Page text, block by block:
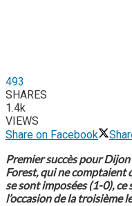
493
SHARES
1.4k
VIEWS
Share on Facebook
Premier succès pour
Forest, qui ne comptaient
se sont imposées (1-0), ce
l’occasion de la troisième